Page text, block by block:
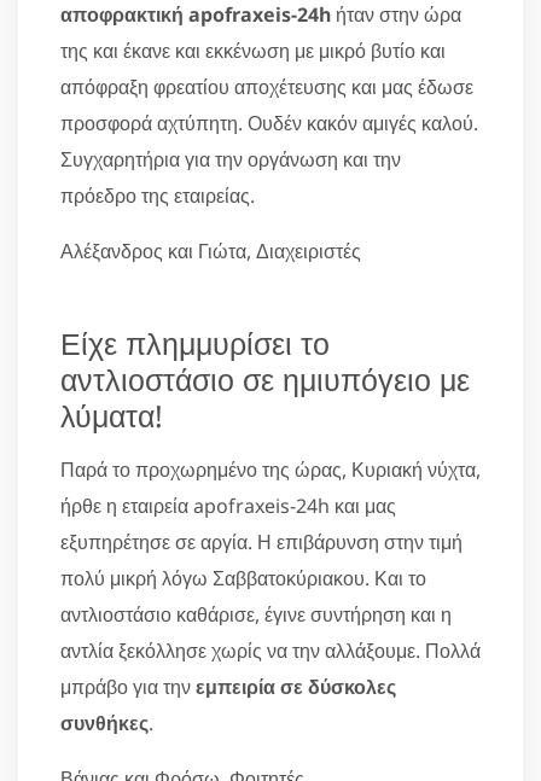
αποφρακτική apofraxeis-24h ήταν στην ώρα
της και έκανε και εκκένωση με μικρό βυτίο και
απόφραξη φρεατίου αποχέτευσης και μας έδωσε
προσφορά αχτύπητη. Ουδέν κακόν αμιγές καλού.
Συγχαρητήρια για την οργάνωση και την
πρόεδρο της εταιρείας.
Αλέξανδρος και Γιώτα, Διαχειριστές
Είχε πλημμυρίσει το
αντλιοστάσιο σε ημιυπόγειο με
λύματα!
Παρά το προχωρημένο της ώρας, Κυριακή νύχτα,
ήρθε η εταιρεία apofraxeis-24h και μας
εξυπηρέτησε σε αργία. Η επιβάρυνση στην τιμή
πολύ μικρή λόγω Σαββατοκύριακου. Και το
αντλιοστάσιο καθάρισε, έγινε συντήρηση και η
αντλία ξεκόλλησε χωρίς να την αλλάξουμε. Πολλά
μπράβο για τηνεμπειρία σε δύσκολες
συνθήκες.